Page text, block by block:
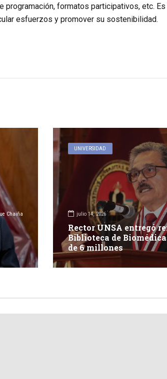
formatos participativos, etc.
esfuerzos y promover su sostenibilidad.
Chaiña
UNIVERSIDAD
julio 14, 2026
Rector UNSA entregó
Biblioteca de
de 6 millones